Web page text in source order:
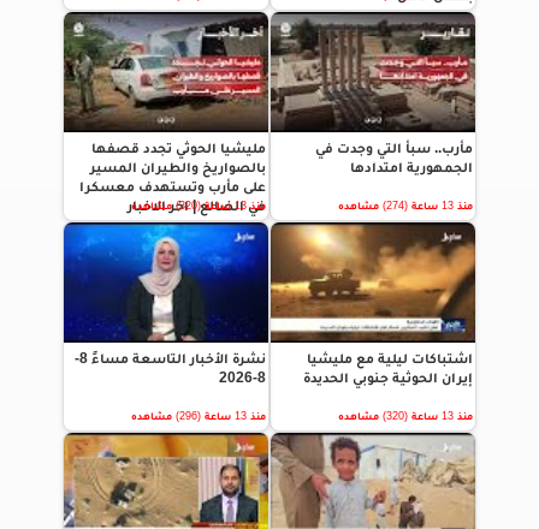
مأرب.. سبأ التي وجدت في
الجمهورية امتدادها
منذ 13 ساعة (274) مشاهده
مليشيا الحوثي تجدد قصفها
بالصواريخ والطيران المسير
على مأرب وتستهدف معسكرا
في الضالع | اخر الاخبار
منذ 13 ساعة (320) مشاهده
اشتباكات ليلية مع مليشيا
إيران الحوثية جنوبي الحديدة
منذ 13 ساعة (320) مشاهده
نشرة الأخبار التاسعة مساءً 8-
8-2026
منذ 13 ساعة (296) مشاهده